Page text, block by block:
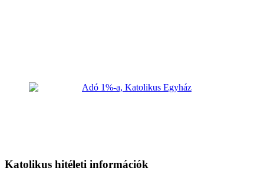
Katolikus hitéleti információk